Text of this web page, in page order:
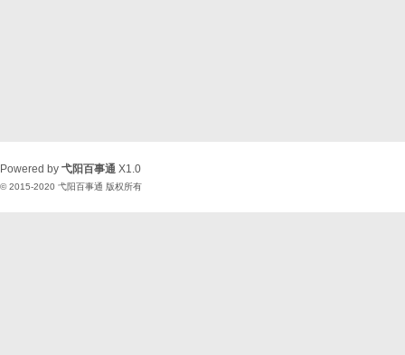
Powered by 弋阳百事通 X1.0
© 2015-2020 弋阳百事通 版权所有